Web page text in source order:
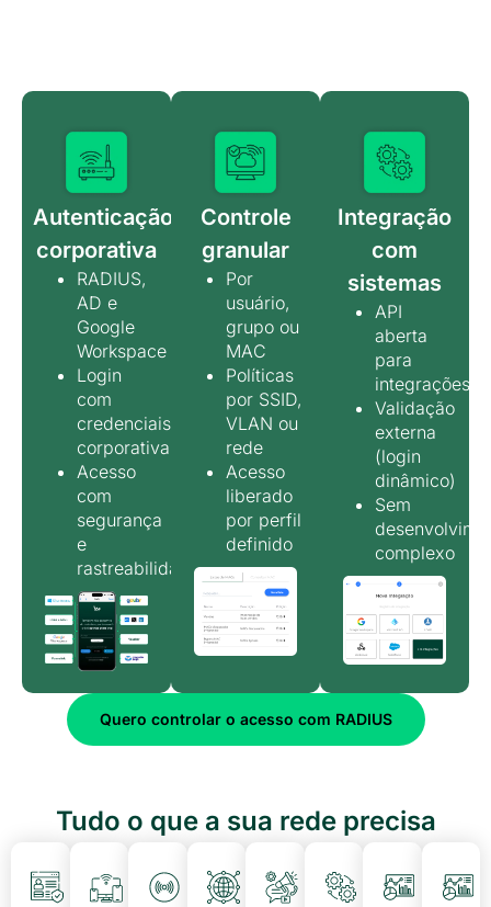
Autenticação
corporativa
RADIUS,
AD e
Google
Workspace
Login
com
credenciais
corporativas
Acesso
com
segurança
e
rastreabilidade
Controle
granular
Por
usuário,
grupo ou
MAC
Políticas
por SSID,
VLAN ou
rede
Acesso
liberado
por perfil
definido
Integração
com
sistemas
API
aberta
para
integrações
Validação
externa
(login
dinâmico)
Sem
complexo
Quero controlar o acesso com RADIUS
Tudo o que a sua rede precisa